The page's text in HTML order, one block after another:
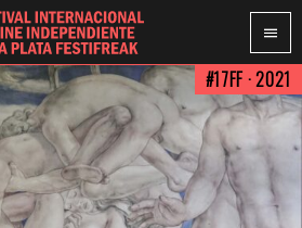
#17FF · 2021